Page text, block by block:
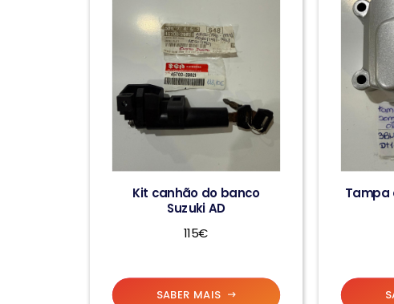
Kit canhão do banco
Suzuki AD
115€
SABER MAIS
Tampa